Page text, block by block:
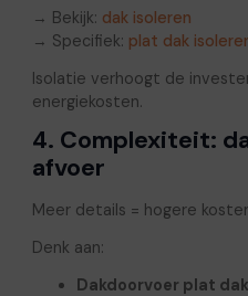
→ Bekijk: dak isoleren
→ Specifiek: plat dak
Isolatie verhoogt de
energiekosten.
4. Complexiteit:
afvoer
Meer details = hogere
Denk aan:
Dakdoorvoer plat dak